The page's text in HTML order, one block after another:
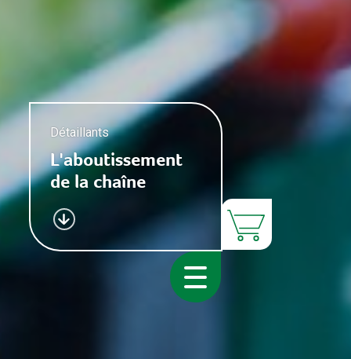
Détaillants
L'aboutissement
de la chaîne
Producteurs
Produits
Marketing
Détaillants
Consommateur